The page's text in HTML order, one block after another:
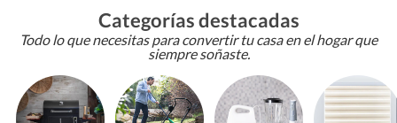
Categorías destacadas
Todo lo que necesitas para convertir tu casa en el hogar que
siempre soñaste.